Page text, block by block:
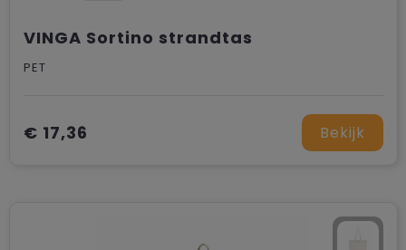
VINGA Sortino strandtas
PET
€ 17,36 Bekijk